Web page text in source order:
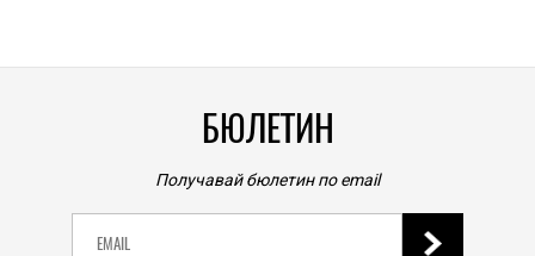
БЮЛЕТИН
Получавай бюлетин по email